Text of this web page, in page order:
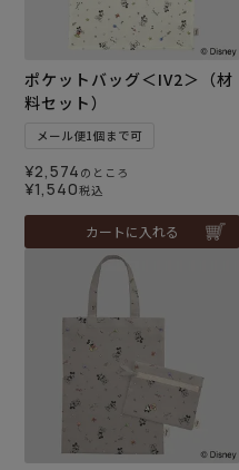
ポケットバッグ＜IV2＞（材
料セット）
メール便1個まで可
¥2,574 のところ
¥1,540税込
カートに入れる